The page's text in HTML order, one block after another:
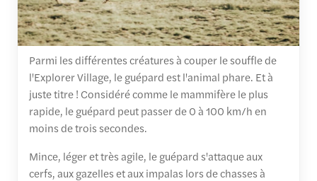
Parmi les différentes créatures à couper le souffle de
l'Explorer Village, le guépard est l'animal phare. Et à
juste titre ! Considéré comme le mammifère le plus
rapide, le guépard peut passer de 0 à 100 km/h en
moins de trois secondes.
Mince, léger et très agile, le guépard s'attaque aux
cerfs, aux gazelles et aux impalas lors de chasses à